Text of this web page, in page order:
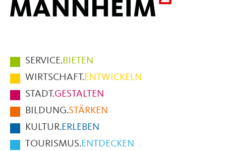
Hauptmenüpunkte
im
Fußbereich
der
Seite
SERVICE.BIETEN
WIRTSCHAFT.ENTWICKELN
STADT.GESTALTEN
BILDUNG.STÄRKEN
KULTUR.ERLEBEN
TOURISMUS.ENTDECKEN